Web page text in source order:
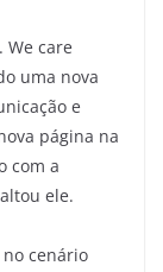
We care
uma nova
e
página na
com a
ele.
cenário